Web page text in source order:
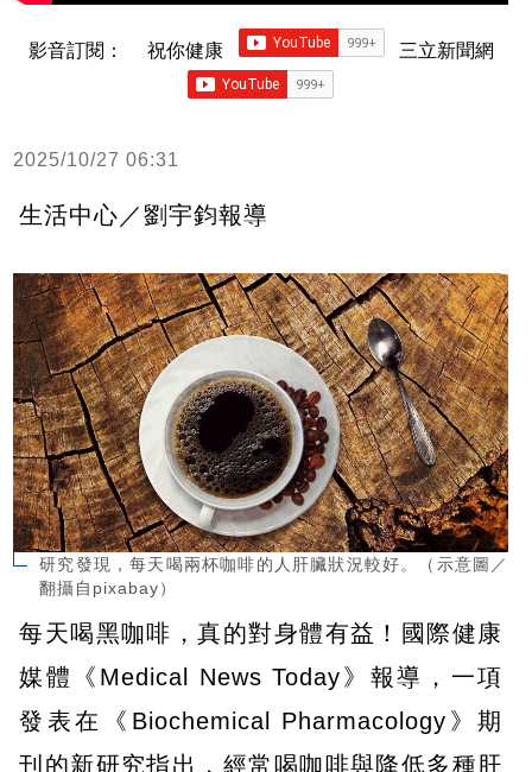
影音訂閱： 祝你健康 三立新聞網
2025/10/27 06:31
生活中心／劉宇鈞報導
研究發現，每天喝兩杯咖啡的人肝臟狀況較好。（示意圖／
翻攝自pixabay）
每天喝黑咖啡，真的對身體有益！國際健康
媒體《Medical News Today》報導，一項
發表在《Biochemical Pharmacology》期
刊的新研究指出，經常喝咖啡與降低多種肝